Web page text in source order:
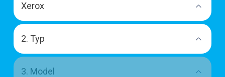
Xerox
2. Typ
3. Model